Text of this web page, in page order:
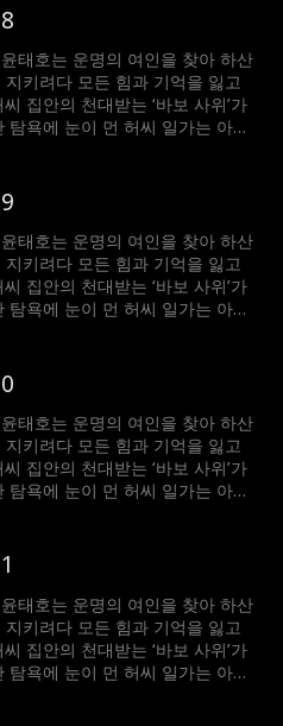
민을 위해 그는 다시 ‘바보’를 연
괴롭힌 이들에게 처절한 복수를 시
태호는 운명의 여인을 찾아 하산
키려다 모든 힘과 기억을 잃고
집안의 천대받는 ‘바보 사위’가
탐욕에 눈이 먼 허씨 일가는 아내
민을 위해 그는 다시 ‘바보’를 연
괴롭힌 이들에게 처절한 복수를 시
태호는 운명의 여인을 찾아 하산
키려다 모든 힘과 기억을 잃고
집안의 천대받는 ‘바보 사위’가
탐욕에 눈이 먼 허씨 일가는 아내
민을 위해 그는 다시 ‘바보’를 연
괴롭힌 이들에게 처절한 복수를 시
태호는 운명의 여인을 찾아 하산
키려다 모든 힘과 기억을 잃고
집안의 천대받는 ‘바보 사위’가
탐욕에 눈이 먼 허씨 일가는 아내
민을 위해 그는 다시 ‘바보’를 연
괴롭힌 이들에게 처절한 복수를 시
태호는 운명의 여인을 찾아 하산
키려다 모든 힘과 기억을 잃고
집안의 천대받는 ‘바보 사위’가
탐욕에 눈이 먼 허씨 일가는 아내